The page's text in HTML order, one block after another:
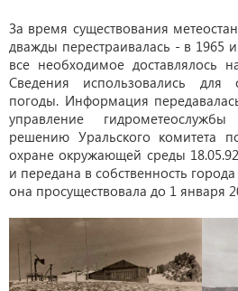
За время существования
дважды перестраивалась - в 1965
все необходимое доставлялось
Сведения использовались для
погоды. Информация
управление
решению Уральского комитета
охране окружающей среды
и передана в собственность города
она просуществовала до 1 января